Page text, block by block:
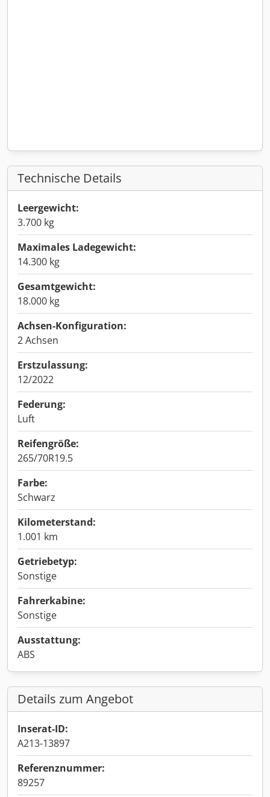
Technische Details
Leergewicht:
3.700 kg
Maximales Ladegewicht:
14.300 kg
Gesamtgewicht:
18.000 kg
Achsen-Konfiguration:
2 Achsen
Erstzulassung:
12/2022
Federung:
Luft
Reifengröße:
265/70R19.5
Farbe:
Schwarz
Kilometerstand:
1.001 km
Getriebetyp:
Sonstige
Fahrerkabine:
Sonstige
Ausstattung:
ABS
Details zum Angebot
Inserat-ID:
A213-13897
Referenznummer:
89257